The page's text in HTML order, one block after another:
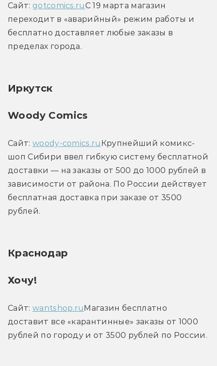
Сайт: gotcomics.ruС 19 марта магазин
переходит в «аварийный» режим работы и
бесплатно доставляет любые заказы в
пределах города.
Иркутск
Woody Comics
Сайт: woody-comics.ru Крупнейший комикс-
шоп Сибири ввел гибкую систему бесплатной
доставки — на заказы от 500 до 1000 рублей в
зависимости от района. По России действует
бесплатная доставка при заказе от 3500
рублей.
Краснодар
Хочу!
Сайт: wantshop.ruМагазин бесплатно
доставит все «карантинные» заказы от 1000
рублей по городу и от 3500 рублей по России.